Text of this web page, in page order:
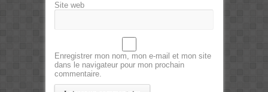
Site web
Enregistrer mon nom, mon e-mail et mon site
dans le navigateur pour mon prochain
commentaire.